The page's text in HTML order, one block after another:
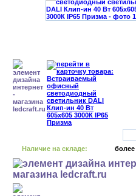
Наличие на складе: более